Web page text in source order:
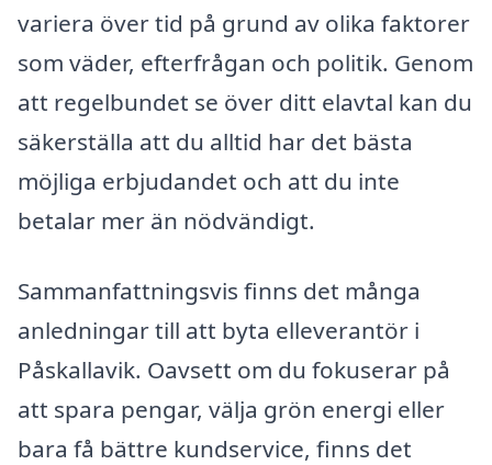
variera över tid på grund av olika faktorer
som väder, efterfrågan och politik. Genom
att regelbundet se över ditt elavtal kan du
säkerställa att du alltid har det bästa
möjliga erbjudandet och att du inte
betalar mer än nödvändigt.
Sammanfattningsvis finns det många
anledningar till att byta elleverantör i
Påskallavik. Oavsett om du fokuserar på
att spara pengar, välja grön energi eller
bara få bättre kundservice, finns det